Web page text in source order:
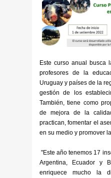
Este curso anual busca
profesores de la
Uruguay y países de la
gestión de los
También, tiene como
de mejora de la
practican, fomentar el
en su medio y promover
"Este año tenemos 17
Argentina, Ecuador y
enriquece mucho la